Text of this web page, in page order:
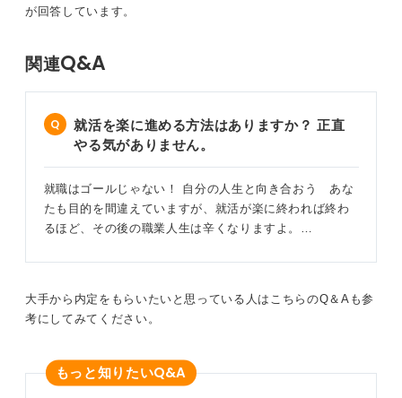
が回答しています。
関連Q&A
就活を楽に進める方法はありますか？ 正直
やる気がありません。
就職はゴールじゃない！ 自分の人生と向き合おう あな
たも目的を間違えていますが、就活が楽に終われば終わ
るほど、その後の職業人生は辛くなりますよ。…
大手から内定をもらいたいと思っている人はこちらのQ＆Aも参
考にしてみてください。
もっと知りたいQ&A